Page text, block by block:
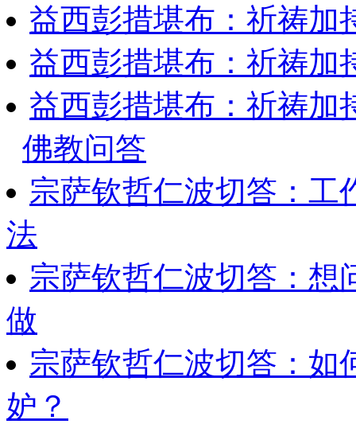
益西彭措堪布：祈祷加
益西彭措堪布：祈祷加
益西彭措堪布：祈祷加
佛教问答
宗萨钦哲仁波切答：工
法
宗萨钦哲仁波切答：想
做
宗萨钦哲仁波切答：如
妒？